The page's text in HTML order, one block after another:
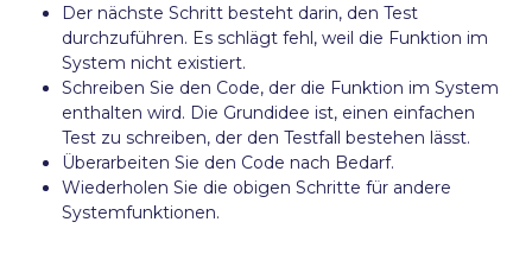
Der nächste Schritt besteht darin, den Test
durchzuführen. Es schlägt fehl, weil die Funktion im
System nicht existiert.
Schreiben Sie den Code, der die Funktion im System
enthalten wird. Die Grundidee ist, einen einfachen
Test zu schreiben, der den Testfall bestehen lässt.
Überarbeiten Sie den Code nach Bedarf.
Wiederholen Sie die obigen Schritte für andere
Systemfunktionen.